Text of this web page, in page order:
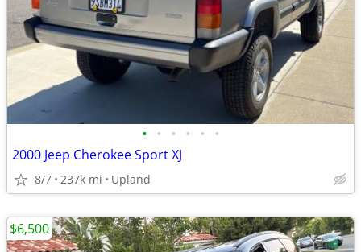
• • • • • •
2000 Jeep Cherokee Sport XJ
8/7 237k mi Upland
$6,500